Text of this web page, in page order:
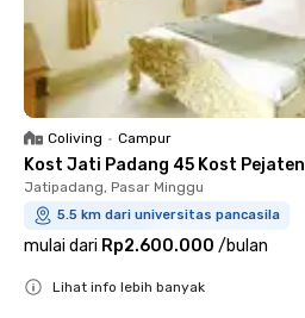
Coliving • Campur
Kost Jati Padang 45 Kost Pejaten
Jatipadang, Pasar Minggu
5.5 km dari universitas pancasila
mulai dari Rp2.600.000 /bulan
Lihat info lebih banyak